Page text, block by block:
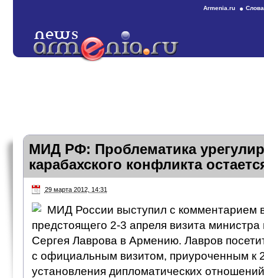
Armenia.ru
МИД РФ: Проблематика
карабахского конфликта
29 марта 2012, 14:31
МИД России выступил с комментарием
предстоящего 2-3 апреля визита
Сергея Лаврова в Армению. Лавров
с официальным визитом, приуроченным к
установления дипломатических